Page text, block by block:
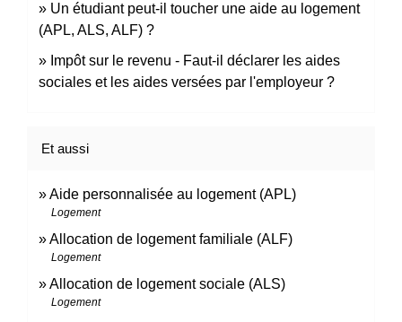
Un étudiant peut-il toucher une aide au logement
(APL, ALS, ALF) ?
Impôt sur le revenu - Faut-il déclarer les aides
sociales et les aides versées par l'employeur ?
Et aussi
Aide personnalisée au logement (APL)
Logement
Allocation de logement familiale (ALF)
Logement
Allocation de logement sociale (ALS)
Logement